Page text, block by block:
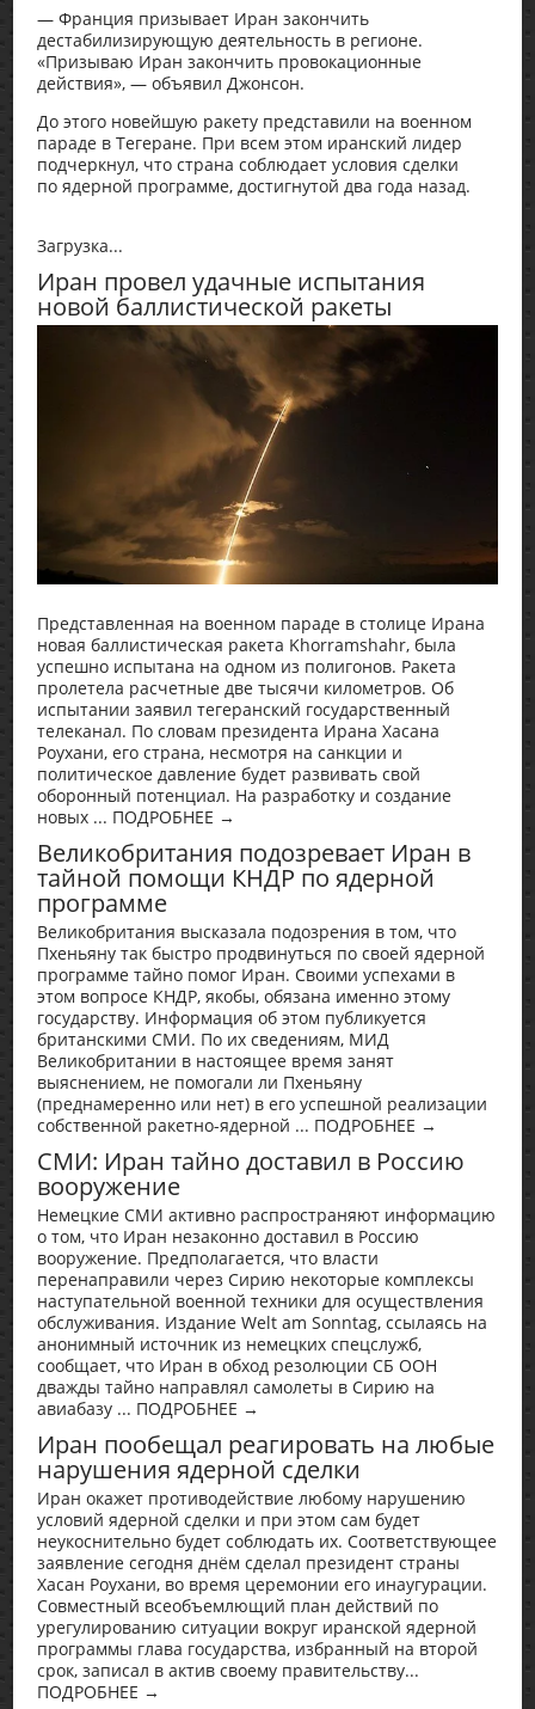
— Франция призывает Иран закончить
дестабилизирующую деятельность в регионе.
«Призываю Иран закончить провокационные
действия», — объявил Джонсон.
До этого новейшую ракету представили на военном
параде в Тегеране. При всем этом иранский лидер
подчеркнул, что страна соблюдает условия сделки
по ядерной программе, достигнутой два года назад.
Загрузка...
Иран провел удачные испытания
новой баллистической ракеты
Представленная на военном параде в столице Ирана
новая баллистическая ракета Khorramshahr, была
успешно испытана на одном из полигонов. Ракета
пролетела расчетные две тысячи километров. Об
испытании заявил тегеранский государственный
телеканал. По словам президента Ирана Хасана
Роухани, его страна, несмотря на санкции и
политическое давление будет развивать свой
оборонный потенциал. На разработку и создание
новых ... ПОДРОБНЕЕ →
Великобритания подозревает Иран в
тайной помощи КНДР по ядерной
программе
Великобритания высказала подозрения в том, что
Пхеньяну так быстро продвинуться по своей ядерной
программе тайно помог Иран. Своими успехами в
этом вопросе КНДР, якобы, обязана именно этому
государству. Информация об этом публикуется
британскими СМИ. По их сведениям, МИД
Великобритании в настоящее время занят
выяснением, не помогали ли Пхеньяну
(преднамеренно или нет) в его успешной реализации
собственной ракетно-ядерной ... ПОДРОБНЕЕ →
СМИ: Иран тайно доставил в Россию
вооружение
Немецкие СМИ активно распространяют информацию
о том, что Иран незаконно доставил в Россию
вооружение. Предполагается, что власти
перенаправили через Сирию некоторые комплексы
наступательной военной техники для осуществления
обслуживания. Издание Welt am Sonntag, ссылаясь на
анонимный источник из немецких спецслужб,
сообщает, что Иран в обход резолюции СБ ООН
дважды тайно направлял самолеты в Сирию на
авиабазу ... ПОДРОБНЕЕ →
Иран пообещал реагировать на любые
нарушения ядерной сделки
Иран окажет противодействие любому нарушению
условий ядерной сделки и при этом сам будет
неукоснительно будет соблюдать их. Соответствующее
заявление сегодня днём сделал президент страны
Хасан Роухани, во время церемонии его инаугурации.
Совместный всеобъемлющий план действий по
урегулированию ситуации вокруг иранской ядерной
программы глава государства, избранный на второй
срок, записал в актив своему правительству...
ПОДРОБНЕЕ →